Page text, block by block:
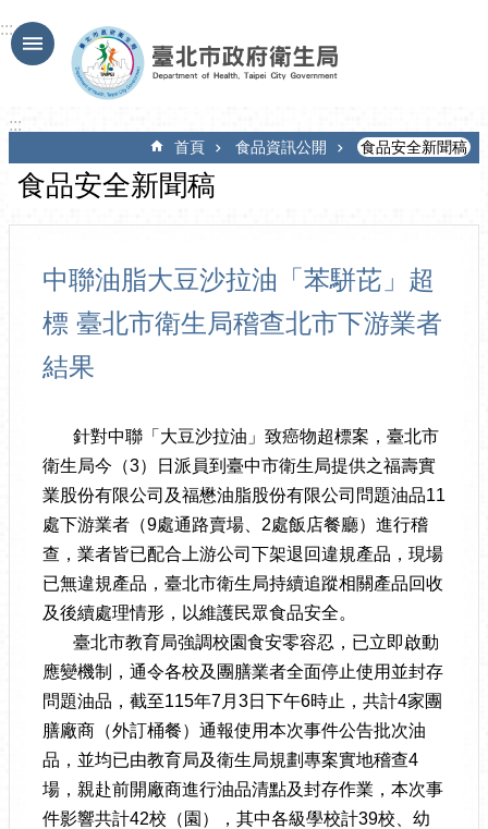
跳到主要內容區塊
:::
:::
首頁 食品資訊公開 食品安全新聞稿
食品安全新聞稿
中聯油脂大豆沙拉油「苯駢芘」超
標 臺北市衛生局稽查北市下游業者
結果
針對中聯「大豆沙拉油」致癌物超標案，臺北市
衛生局今（3）日派員到臺中市衛生局提供之福壽實
業股份有限公司及福懋油脂股份有限公司問題油品11
處下游業者（9處通路賣場、2處飯店餐廳）進行稽
查，業者皆已配合上游公司下架退回違規產品，現場
已無違規產品，臺北市衛生局持續追蹤相關產品回收
及後續處理情形，以維護民眾食品安全。
臺北市教育局強調校園食安零容忍，已立即啟動
應變機制，通令各校及團膳業者全面停止使用並封存
問題油品，截至115年7月3日下午6時止，共計4家團
膳廠商（外訂桶餐）通報使用本次事件公告批次油
品，並均已由教育局及衛生局規劃專案實地稽查4
場，親赴前開廠商進行油品清點及封存作業，本次事
件影響共計42校（園），其中各級學校計39校、幼